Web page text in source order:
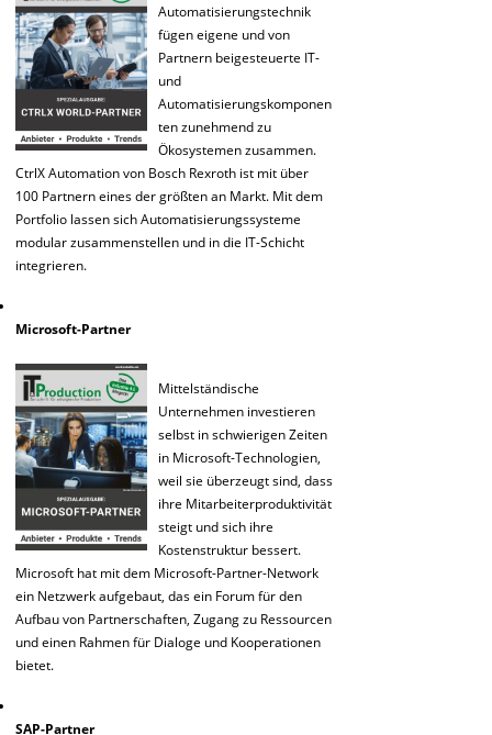
Automatisierungstechnik
fügen eigene und von
Partnern beigesteuerte IT-
und
Automatisierungskomponen
ten zunehmend zu
Ökosystemen zusammen.
CtrlX Automation von Bosch Rexroth ist mit über
100 Partnern eines der größten an Markt. Mit dem
Portfolio lassen sich Automatisierungssysteme
modular zusammenstellen und in die IT-Schicht
integrieren.
Microsoft-Partner
Mittelständische
Unternehmen investieren
selbst in schwierigen Zeiten
in Microsoft-Technologien,
weil sie überzeugt sind, dass
ihre Mitarbeiterproduktivität
steigt und sich ihre
Kostenstruktur bessert.
Microsoft hat mit dem Microsoft-Partner-Network
ein Netzwerk aufgebaut, das ein Forum für den
Aufbau von Partnerschaften, Zugang zu Ressourcen
und einen Rahmen für Dialoge und Kooperationen
bietet.
SAP-Partner